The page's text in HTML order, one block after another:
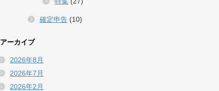
確定申告 (10)
アーカイブ
2026年8月
2026年7月
2026年2月